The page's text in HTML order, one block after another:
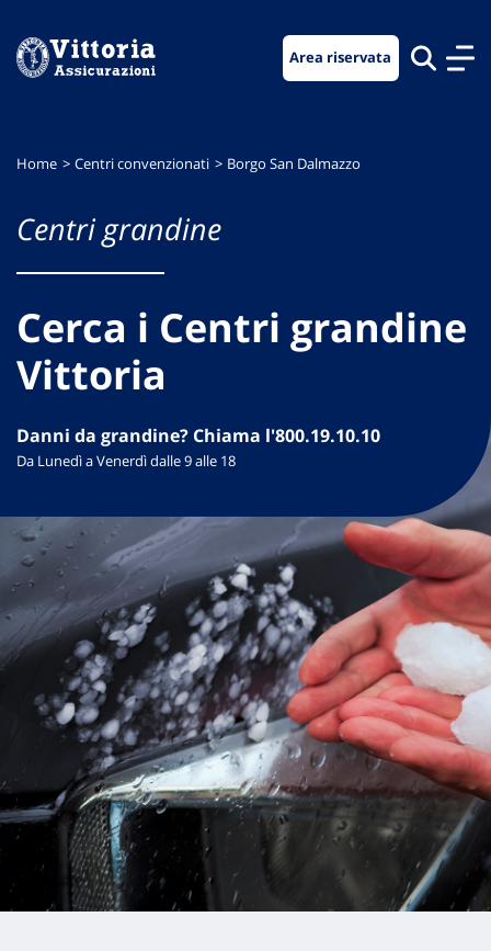
menu
contenuto
footer
Area riservata
Home Centri convenzionati Borgo San Dalmazzo
Centri grandine
Cerca i Centri grandine
Vittoria
Danni da grandine? Chiama l'800.19.10.10
Da Lunedì a Venerdì dalle 9 alle 18